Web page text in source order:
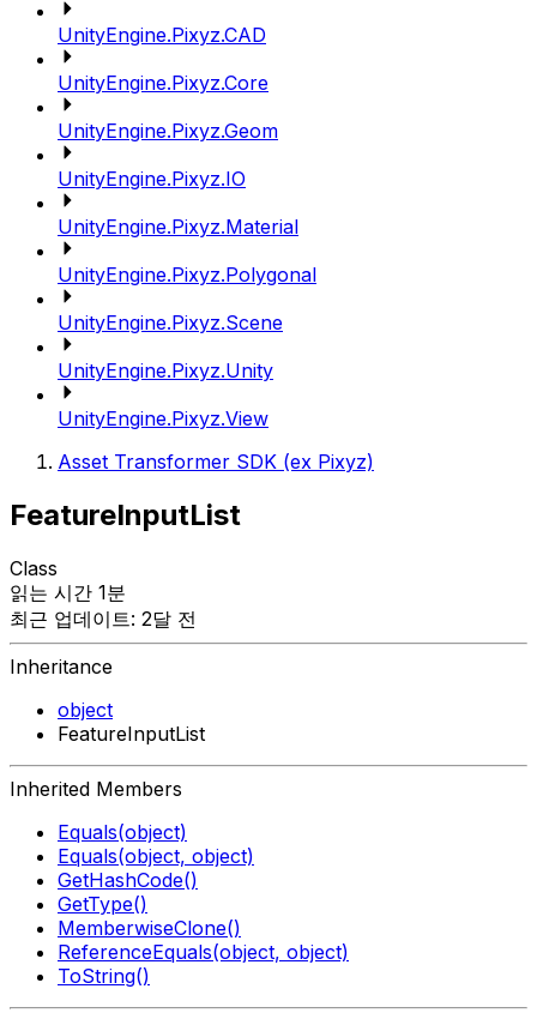
UnityEngine.Pixyz.CAD
UnityEngine.Pixyz.Core
UnityEngine.Pixyz.Geom
UnityEngine.Pixyz.IO
UnityEngine.Pixyz.Material
UnityEngine.Pixyz.Polygonal
UnityEngine.Pixyz.Scene
UnityEngine.Pixyz.Unity
UnityEngine.Pixyz.View
Asset Transformer SDK (ex Pixyz)
FeatureInputList
Class
읽는 시간 1분
최근 업데이트: 2달 전
Inheritance
object
FeatureInputList
Inherited Members
Equals(object)
Equals(object, object)
GetHashCode()
GetType()
MemberwiseClone()
ReferenceEquals(object, object)
ToString()